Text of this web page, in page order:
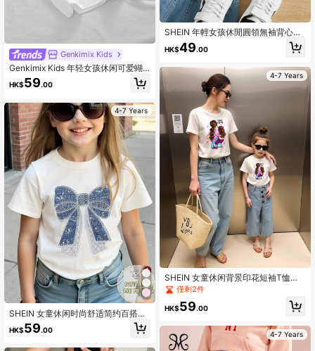
Genkimix Kids
Genkimix Kids 年轻女孩休闲可爱蝴
蝶结印花圆领短袖 T 恤，百搭，适合
日常穿着、夏季
HK$59.00
4-7 Years
SHEIN 女童休闲时尚舒适简约百搭创
意仿亮片蝴蝶结图案短袖T恤，适合女
孩夏季及所有季节穿着。
HK$59.00
SHEIN 年輕女孩休閒圓領無袖背心上
衣,最小愛心印花,適合夏季穿著
HK$49.00
4-7 Years
SHEIN 女童休闲背景印花短袖T恤和
母女装（2件单独出售）
僅剩2件
HK$59.00
4-7 Years